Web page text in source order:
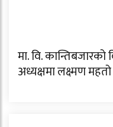
मा. वि.
अध्यक्षमा लक्ष्मण